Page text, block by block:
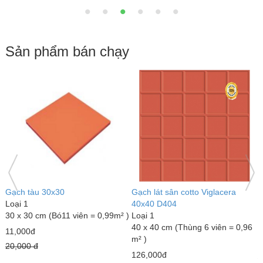
Sản phẩm bán chạy
Gạch đỏ lát sân Gốm Mỹ
Loại 1
40 x 40 cm (Thùng 6 viên = 0,96
m² )
18,000đ
Gạch lát sân tráng men Mikado
GLM4040MX
Loại 1
40 x 40 cm (Thùng 6 viên = 0,96
m² )
23,000đ